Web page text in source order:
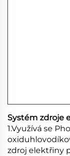
Systém zdroje
1.Využívá se
zdroj elektřiny